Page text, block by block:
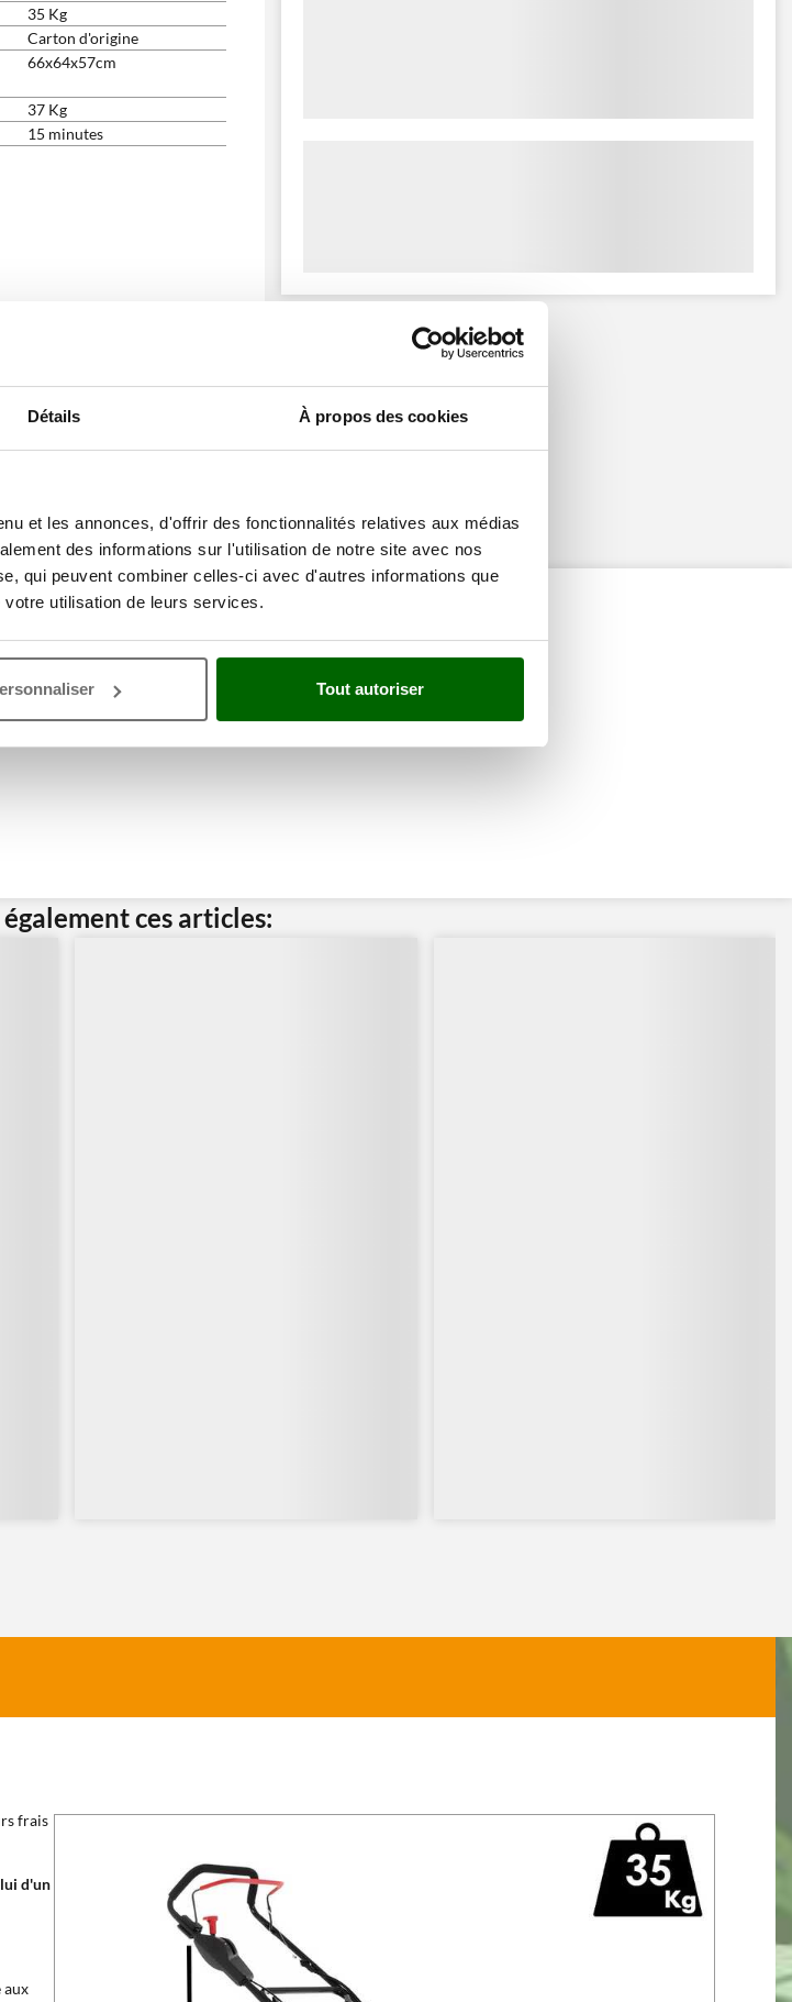
Détails À propos des cookies
et les annonces, d'offrir des fonctionnalités relatives aux médias
des informations sur l'utilisation de notre site avec nos
qui peuvent combiner celles-ci avec d'autres informations que
utilisation de leurs services.
Tout autoriser
35 Kg
Carton d'origine
66x64x57cm
37 Kg
15 minutes
ces articles:
frais
d'un
aux